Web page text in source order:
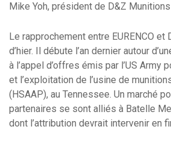
Mike Yoh, président de D&Z
Le rapprochement entre EURENCO et
d’hier. Il débute l’an dernier autour
à l’appel d’offres émis par l’US Army
et l’exploitation de l’usine de
(HSAAP), au Tennessee. Un marché
partenaires se sont alliés à Batelle
dont l’attribution devrait intervenir en